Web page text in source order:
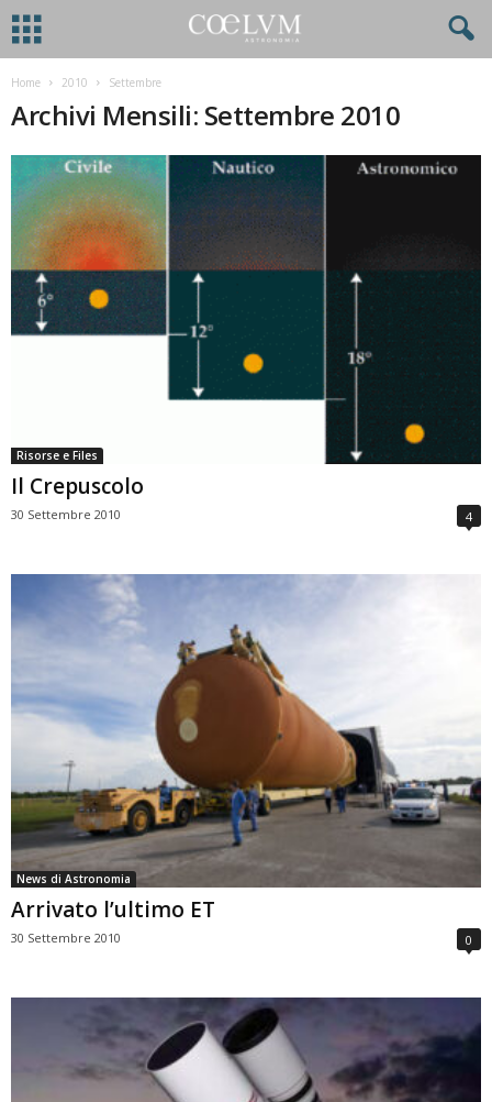
Home 2010 Settembre
Archivi Mensili: Settembre 2010
Risorse e Files
Il Crepuscolo
30 Settembre 2010 4
News di Astronomia
Arrivato l’ultimo ET
30 Settembre 2010 0